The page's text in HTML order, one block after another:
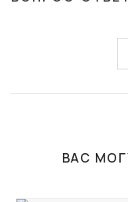
ВАС